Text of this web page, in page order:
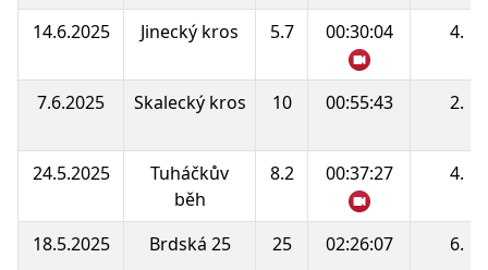
14.6.2025 Jinecký kros 5.7 00:30:04 4.
7.6.2025 Skalecký kros 10 00:55:43 2.
24.5.2025
Tuháčkův
běh
8.2 00:37:27 4.
18.5.2025 Brdská 25 25 02:26:07 6.